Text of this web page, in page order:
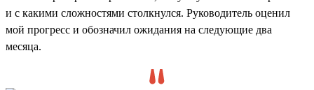
и с какими сложностями столкнулся. Руководитель оценил
мой прогресс и обозначил ожидания на следующие два
месяца.